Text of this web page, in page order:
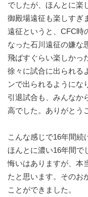
でしたが、ほんとに楽
御殿場遠征も楽しすぎ
遠征というと、CFC時
なった石川遠征の嫌な
飛ばすぐらい楽しかっ
徐々に試合に出られる
ンで出られるようにな
引退試合も、みんなか
高でした。ありがとう
こんな感じで16年間続
ほんとに濃い16年間で
悔いはありますが、本
たと思います。そのお
ことができました。